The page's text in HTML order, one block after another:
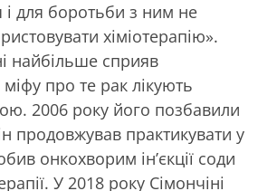
для боротьби з ним не
хіміотерапію».
найбільше сприяв
міфу про те рак лікують
2006 року його позбавили
продовжував практикувати у
онкохворим ін’єкції соди
У 2018 року Сімончіні